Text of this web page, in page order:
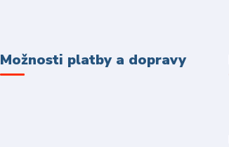
Možnosti platby a dopravy